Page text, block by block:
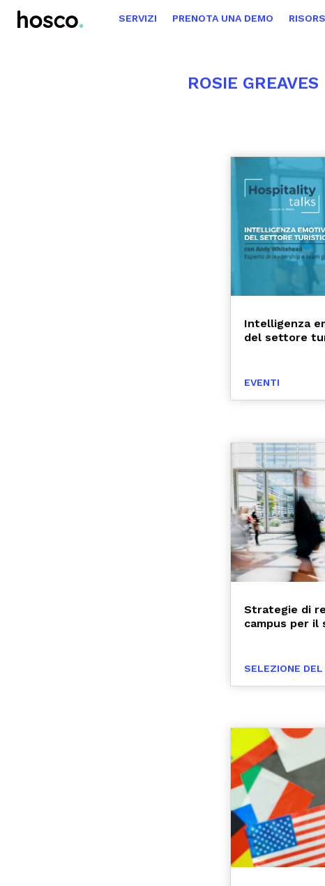
SERVIZI PRENOTA UNA DEMO
ROSIE GREAVES
Intelligenza
del settore
EVENTI
Strategie di
campus per
SELEZIONE DEL